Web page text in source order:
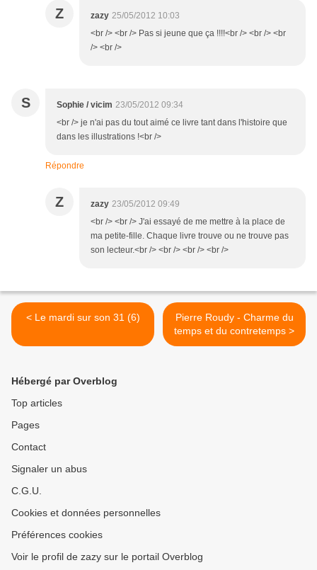
Z zazy 25/05/2012 10:03
<br /> <br /> Pas si jeune que ça !!!!<br /> <br /> <br
/> <br />
S Sophie / vicim 23/05/2012 09:34
<br /> je n'ai pas du tout aimé ce livre tant dans l'histoire que
dans les illustrations !<br />
Répondre
Z zazy 23/05/2012 09:49
<br /> <br /> J'ai essayé de me mettre à la place de
ma petite-fille. Chaque livre trouve ou ne trouve pas
son lecteur.<br /> <br /> <br /> <br />
< Le mardi sur son 31 (6)
Pierre Roudy - Charme du
temps et du contretemps >
Hébergé par Overblog
Top articles
Pages
Contact
Signaler un abus
C.G.U.
Cookies et données personnelles
Préférences cookies
Voir le profil de zazy sur le portail Overblog